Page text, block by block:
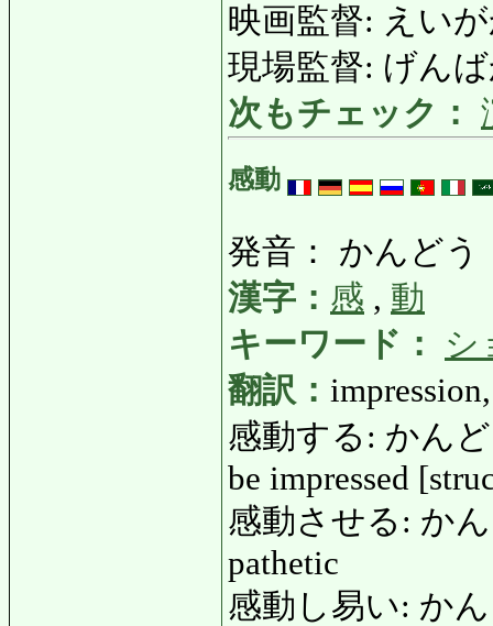
映画監督: えい
現場監督: げん
次もチェック：
感動
発音： かんどう
漢字： 感 , 動
キーワード：
シ
翻訳：
感動する: かんど
be impressed
感動させる: か
pathetic
感動し易い: か